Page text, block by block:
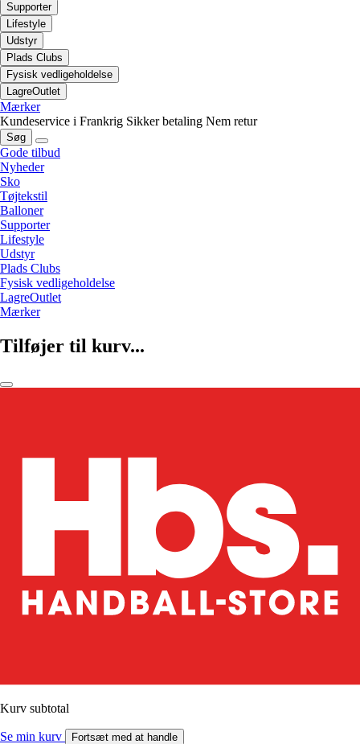
Supporter
Lifestyle
Udstyr
Plads Clubs
Fysisk vedligeholdelse
LagreOutlet
Mærker
Kundeservice i Frankrig Sikker betaling Nem retur
Søg
Gode tilbud
Nyheder
Sko
Tøjtekstil
Balloner
Supporter
Lifestyle
Udstyr
Plads Clubs
Fysisk vedligeholdelse
LagreOutlet
Mærker
Tilføjer til kurv...
Kurv subtotal
Se min kurv Fortsæt med at handle